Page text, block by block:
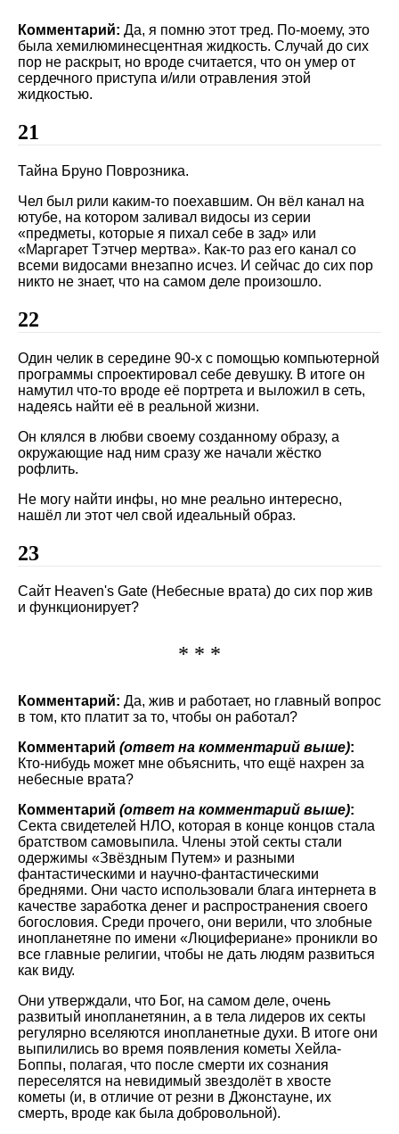
Комментарий: Да, я помню этот тред. По-моему, это
была хемилюминесцентная жидкость. Случай до сих
пор не раскрыт, но вроде считается, что он умер от
сердечного приступа и/или отравления этой
жидкостью.
21
Тайна Бруно Поврозника.
Чел был рили каким-то поехавшим. Он вёл канал на
ютубе, на котором заливал видосы из серии
«предметы, которые я пихал себе в зад» или
«Маргарет Тэтчер мертва». Как-то раз его канал со
всеми видосами внезапно исчез. И сейчас до сих пор
никто не знает, что на самом деле произошло.
22
Один челик в середине 90-х с помощью компьютерной
программы спроектировал себе девушку. В итоге он
намутил что-то вроде её портрета и выложил в сеть,
надеясь найти её в реальной жизни.
Он клялся в любви своему созданному образу, а
окружающие над ним сразу же начали жёстко
рофлить.
Не могу найти инфы, но мне реально интересно,
нашёл ли этот чел свой идеальный образ.
23
Сайт Heaven's Gate (Небесные врата) до сих пор жив
и функционирует?
* * *
Комментарий: Да, жив и работает, но главный вопрос
в том, кто платит за то, чтобы он работал?
Комментарий (ответ на комментарий выше):
Кто-нибудь может мне объяснить, что ещё нахрен за
небесные врата?
Комментарий (ответ на комментарий выше):
Секта свидетелей НЛО, которая в конце концов стала
братством самовыпила. Члены этой секты стали
одержимы
Звёздным Путем
и разными
фантастическими и научно-фантастическими
бреднями. Они часто использовали блага интернета в
качестве заработка денег и распространения своего
богословия. Среди прочего, они верили, что злобные
инопланетяне по имени
Люцифериане
проникли во
все главные религии, чтобы не дать людям развиться
как виду.
Они утверждали, что Бог, на самом деле, очень
развитый инопланетянин, а в тела лидеров их секты
регулярно вселяются инопланетные духи. В итоге они
выпилились во время появления кометы Хейла-
Боппы, полагая, что после смерти их сознания
переселятся на невидимый звездолёт в хвосте
кометы (и, в отличие от резни в Джонстауне, их
смерть, вроде как была добровольной).